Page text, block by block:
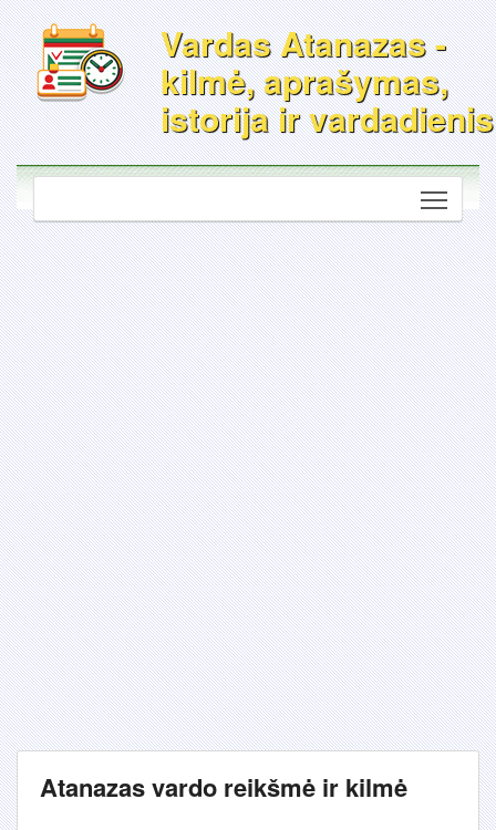
Vardas Atanazas -
kilmė, aprašymas,
istorija ir vardadienis
Atanazas vardo reikšmė ir kilmė